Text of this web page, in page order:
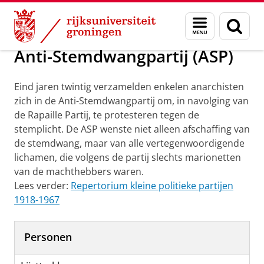
Skip
Content
Skip
Navigation
Menu
en
zoeken
Onderzoek Anti-Stemdwangpartij (ASP)
Anti-Stemdwangpartij (ASP)
Eind jaren twintig verzamelden enkelen anarchisten
zich in de Anti-Stemdwangpartij om, in navolging van
de Rapaille Partij, te protesteren tegen de
stemplicht. De ASP wenste niet alleen afschaffing van
de stemdwang, maar van alle vertegenwoordigende
lichamen, die volgens de partij slechts marionetten
van de machthebbers waren.
Lees verder: Repertorium kleine politieke partijen
1918-1967
Personen